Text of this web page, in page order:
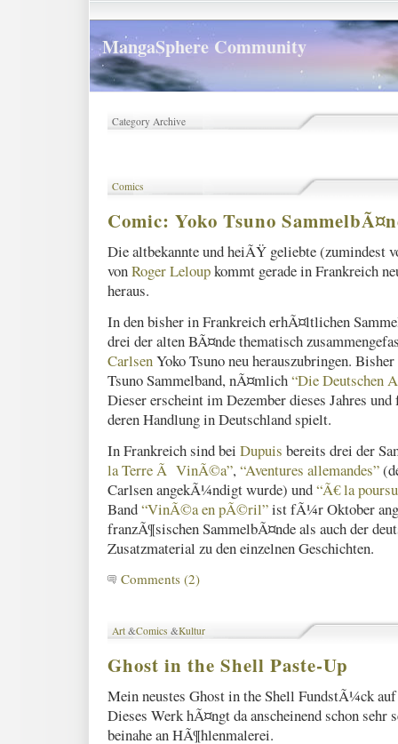
MangaSphere Community
Category Archive
Comics
Comic: Yoko Tsuno
Die altbekannte und heiÃŸ geliebte (zumindest
vonRoger Leloupkommt gerade in Frankreich
heraus.
In den bisher in Frankreich erhÃ¤ltlichen
drei der alten BÃ¤nde thematisch
CarlsenYoko Tsuno neu herauszubringen.
Tsuno Sammelband, nÃ¤mlich“Die Deutschen
Dieser erscheint im Dezember dieses Jahres
deren Handlung in Deutschland spielt.
In Frankreich sind bei Dupuis bereits drei der
la Terre Ã VinÃ©a”,“Aventures allemandes”
Carlsen angekÃ¼ndigt wurde) und“Ã€ la
Band“VinÃ©a en pÃ©ril”ist fÃ¼r Oktober
franzÃ¶sischen SammelbÃ¤nde als auch der
Zusatzmaterial zu den einzelnen Geschichten.
Comments (2)
Art &Comics &Kultur
Ghost in the Shell Paste-Up
Mein neustes Ghost in the Shell FundstÃ¼ck
Dieses Werk hÃ¤ngt da anscheinend schon sehr
beinahe an HÃ¶hlenmalerei.